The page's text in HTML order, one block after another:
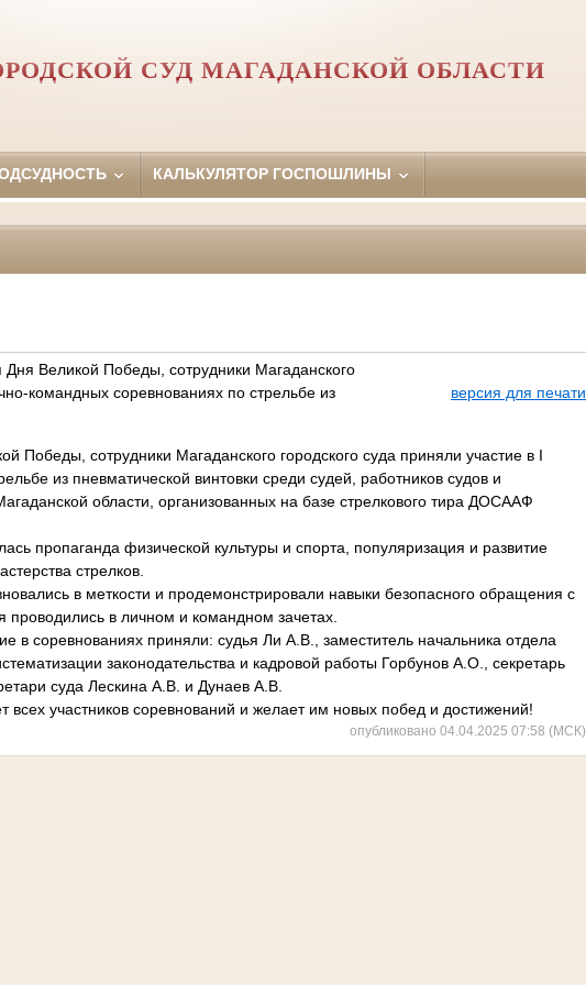
СУД МАГАДАНСКОЙ ОБЛАСТИ
КАЛЬКУЛЯТОР ГОСПОШЛИНЫ
Великой Победы, сотрудники Магаданского
командных соревнованиях по стрельбе из
версия для печати
Победы, сотрудники Магаданского городского суда приняли участие в I
из пневматической винтовки среди судей, работников судов и
области, организованных на базе стрелкового тира ДОСААФ
пропаганда физической культуры и спорта, популяризация и развитие
стрелков.
в меткости и продемонстрировали навыки безопасного обращения с
в личном и командном зачетах.
в соревнованиях приняли: судья Ли А.В., заместитель начальника отдела
законодательства и кадровой работы Горбунов А.О., секретарь
суда Лескина А.В. и Дунаев А.В.
всех участников соревнований и желает им новых побед и достижений!
опубликовано 04.04.2025 07:58 (МСК)